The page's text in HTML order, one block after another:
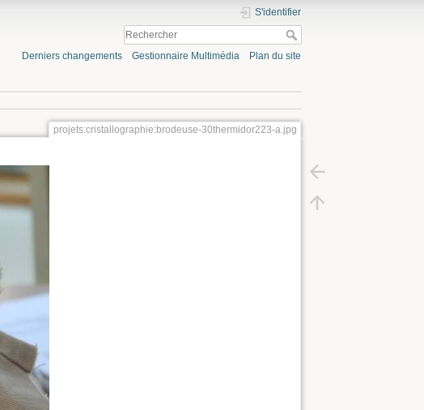
S'identifier
Derniers changements Gestionnaire Multimédia Plan du site
projets:cristallographie:brodeuse-30thermidor223-a.jpg